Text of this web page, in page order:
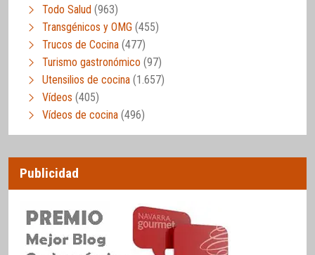
Todo Salud (963)
Transgénicos y OMG (455)
Trucos de Cocina (477)
Turismo gastronómico (97)
Utensilios de cocina (1.657)
Vídeos (405)
Vídeos de cocina (496)
Publicidad